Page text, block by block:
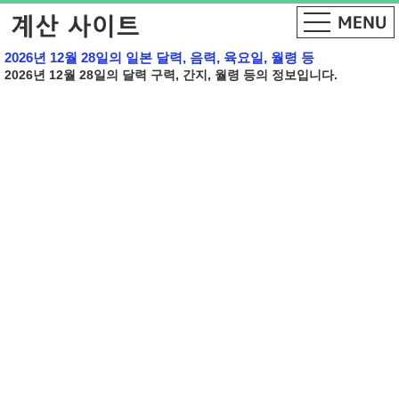
2026년 12월 28일의 일본 달력, 음력, 육요일, 월령 등
2026년 12월 28일의 달력 구력, 간지, 월령 등의 정보입니다.